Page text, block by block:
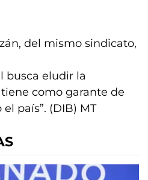
del mismo sindicato,
busca eludir la
como garante de
país”. (DIB) MT